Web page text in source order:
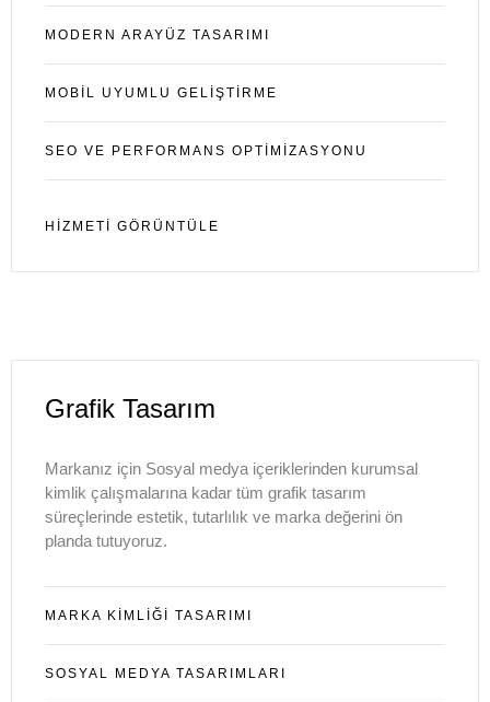
MODERN ARAYÜZ TASARIMI
MOBIL UYUMLU GELIŞTIRME
SEO VE PERFORMANS OPTİMİZASYONU
HIZMETI GÖRÜNTÜLE
Grafik Tasarım
Markanız için Sosyal medya içeriklerinden kurumsal
kimlik çalışmalarına kadar tüm grafik tasarım
süreçlerinde estetik, tutarlılık ve marka değerini ön
planda tutuyoruz.
MARKA KIMLIĞI TASARIMI
SOSYAL MEDYA TASARIMLARI